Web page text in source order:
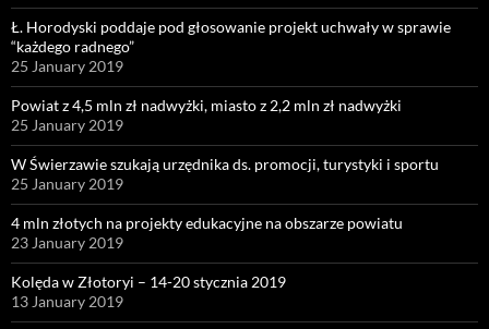
Ł. Horodyski poddaje pod głosowanie projekt uchwały w sprawie
“każdego radnego”
25 January 2019
Powiat z 4,5 mln zł nadwyżki, miasto z 2,2 mln zł nadwyżki
25 January 2019
W Świerzawie szukają urzędnika ds. promocji, turystyki i sportu
25 January 2019
4 mln złotych na projekty edukacyjne na obszarze powiatu
23 January 2019
Kolęda w Złotoryi – 14-20 stycznia 2019
13 January 2019